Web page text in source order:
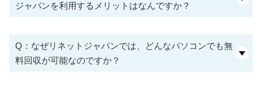
ジャパンを利用するメリットはなんですか？
Q：なぜリネットジャパンでは、どんなパソコンでも無
料回収が可能なのですか？